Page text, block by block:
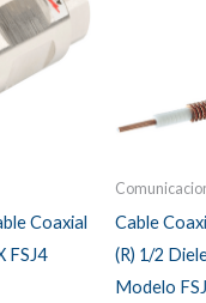
Coaxial
FSJ4
Cable
(R) 1/2
Modelo